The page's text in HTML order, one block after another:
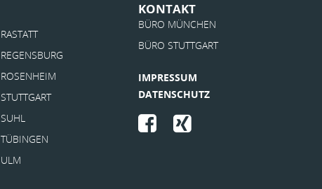
RASTATT
REGENSBURG
ROSENHEIM
STUTTGART
SUHL
TÜBINGEN
ULM
KONTAKT
BÜRO MÜNCHEN
BÜRO STUTTGART
IMPRESSUM
DATENSCHUTZ